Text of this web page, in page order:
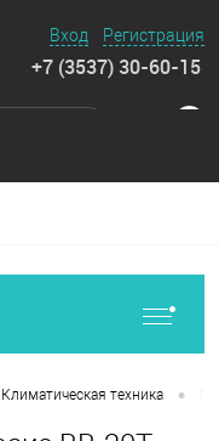
Вход Регистрация
+7 (3537) 30-60-15
Климатическая техника •